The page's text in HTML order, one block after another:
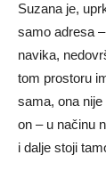
Suzana je,
samo adresa
navika,
tom prostoru
sama, ona
on – u načinu
i dalje stoji